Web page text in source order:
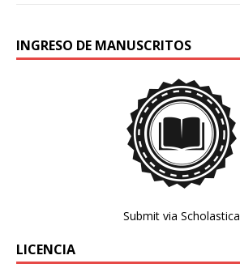
INGRESO DE MANUSCRITOS
Submit via Scholastica
LICENCIA